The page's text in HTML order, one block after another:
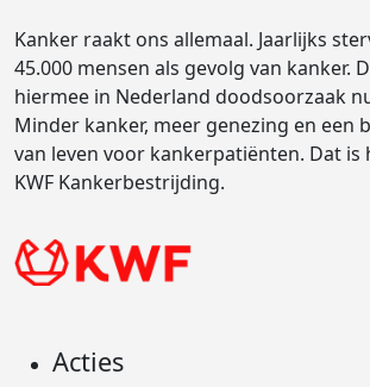
Kanker raakt ons allemaal. Jaarlijks
45.000 mensen als gevolg van kanker.
hiermee in Nederland doodsoorzaak
Minder kanker, meer genezing en een
van leven voor kankerpatiënten. Dat is
KWF Kankerbestrijding.
Acties